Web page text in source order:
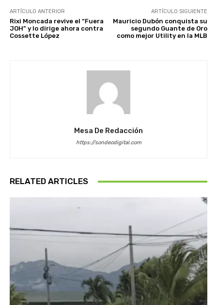
ARTÍCULO ANTERIOR
Rixi Moncada revive el “Fuera
JOH” y lo dirige ahora contra
Cossette López
ARTÍCULO SIGUIENTE
Mauricio Dubón conquista su
segundo Guante de Oro
como mejor Utility en la MLB
Mesa De Redacción
https://sondeodigital.com
RELATED ARTICLES